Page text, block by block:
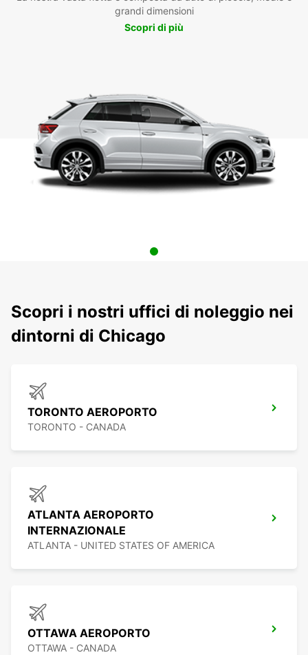
grandi dimensioni
Scopri di più
Scopri i nostri uffici di noleggio nei
dintorni di Chicago
TORONTO AEROPORTO
TORONTO - CANADA
ATLANTA AEROPORTO
INTERNAZIONALE
ATLANTA - UNITED STATES OF AMERICA
OTTAWA AEROPORTO
OTTAWA - CANADA